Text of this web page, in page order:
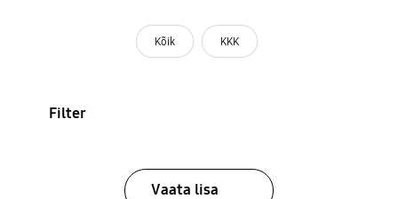
Kõik KKK
Filter
Vaata lisa